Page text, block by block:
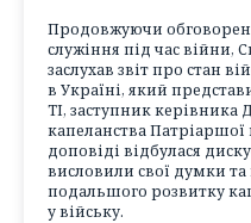
Продовжуючи
служіння під час війни,
заслухав звіт про стан
в Україні, який
ТІ, заступник керівника
капеланства Патріаршої
доповіді відбулася
висловили свої думки
подальшого розвитку
у війську.